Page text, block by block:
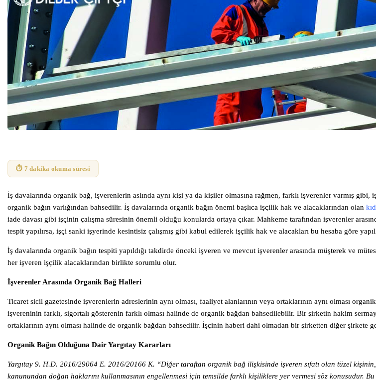
⏱ 7 dakika okuma süresi
İş davalarında organik bağ, işverenlerin aslında aynı kişi ya da kişiler olmasına rağmen, farklı işverenler varmış gibi,
organik bağın varlığından bahsedilir. İş davalarında organik bağın önemi başlıca işçilik hak ve alacaklarından olan
iade davası gibi işçinin çalışma süresinin önemli olduğu konularda ortaya çıkar. Mahkeme tarafından işverenler
tespit yapılırsa, işçi sanki işyerinde kesintisiz çalışmış gibi kabul edilerek işçilik hak ve alacakları bu hesaba göre
İş davalarında organik bağın tespiti yapıldığı takdirde önceki işveren ve mevcut işverenler arasında müşterek ve
her işveren işçilik alacaklarından birlikte sorumlu olur.
İşverenler Arasında Organik Bağ Halleri
Ticaret sicil gazetesinde işverenlerin adreslerinin aynı olması, faaliyet alanlarının veya ortaklarının aynı olması
işvereninin farklı, sigortalı gösterenin farklı olması halinde de organik bağdan bahsedilebilir. Bir şirketin hakim
ortaklarının aynı olması halinde de organik bağdan bahsedilir. İşçinin haberi dahi olmadan bir şirketten diğer şirkete
Organik Bağın Olduğuna Dair Yargıtay Kararları
Yargıtay 9. H.D. 2016/29064 E. 2016/20166 K. “Diğer taraftan organik bağ ilişkisinde işveren sıfatı olan tüzel
kanunundan doğan haklarını kullanmasının engellenmesi için temsilde farklı kişiliklere yer vermesi söz konusudur. Bu